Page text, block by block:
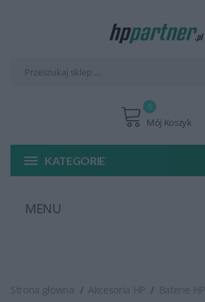
Mój Koszyk
0
KATEGORIE
MENU
Strona główna Akcesoria HP Baterie HP